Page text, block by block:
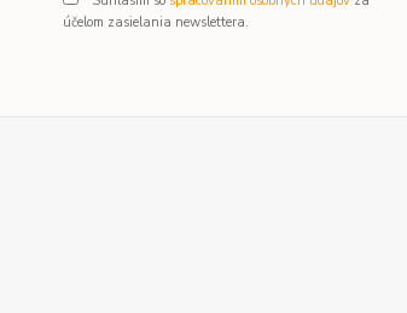
účelom zasielania newslettera.